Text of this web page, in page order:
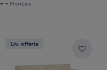
Français
Liv. offerte